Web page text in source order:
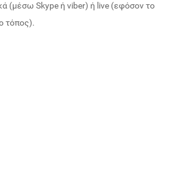
(μέσω Skype ή viber) ή live (εφόσον το
τόπος).